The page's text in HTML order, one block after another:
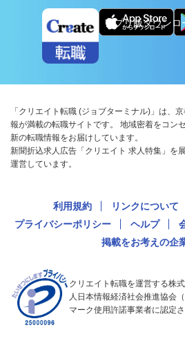
アプリ版ダウンロ
「クリエイト転職 (ジョブターミナル)」は、
報が満載の転職サイトです。 地域密着をコン
新の転職情報をお届けしています。
新聞折込求人広告「クリエイト 求人特集」を
運営しています。
利用規約 リンクについて
プライバシーポリシー
ヘルプ
掲載をお考えの企
クリエイト転職を運営する株
人日本情報経済社会推進協会
マーク使用許諾事業者に認定さ